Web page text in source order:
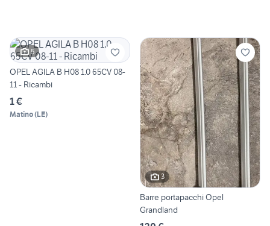
5
OPEL AGILA B H08 1.0 65CV 08-
11 - Ricambi
1 €
Matino(LE)
3
Barre portapacchi Opel
Grandland